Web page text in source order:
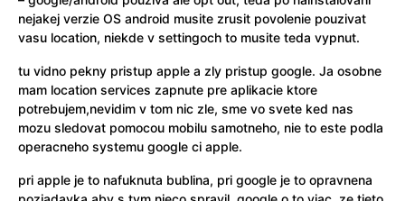
nejakej verzie OS android musite zrusit povolenie pouzivat
vasu location, niekde v settingoch to musite teda vypnut.
tu vidno pekny pristup apple a zly pristup google. Ja osobne
mam location services zapnute pre aplikacie ktore
potrebujem,nevidim v tom nic zle, sme vo svete ked nas
mozu sledovat pomocou mobilu samotneho, nie to este podla
operacneho systemu google ci apple.
pri apple je to nafuknuta bublina, pri google je to opravnena